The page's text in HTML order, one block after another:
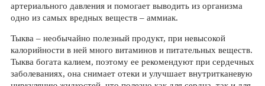
артериального давления и помогает выводить из организма
одно из самых вредных веществ – аммиак.
Тыква – необычайно полезный продукт, при невысокой
калорийности в ней много витаминов и питательных веществ.
Тыква богата калием, поэтому ее рекомендуют при сердечных
заболеваниях, она снимает отеки и улучшает внутритканевую